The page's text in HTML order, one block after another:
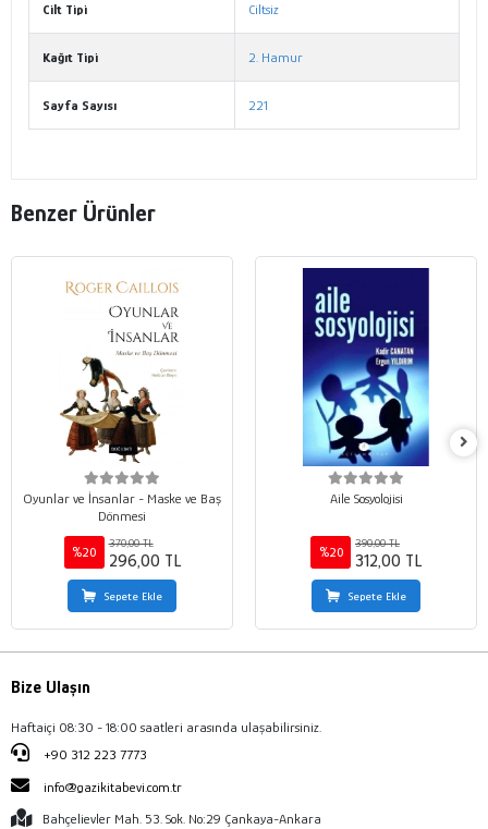
Cilt Tipi Ciltsiz
Kağıt Tipi 2. Hamur
Sayfa Sayısı 221
Benzer Ürünler
Oyunlar ve İnsanlar - Maske ve Baş
Dönmesi
%20
370,00 TL
296,00 TL
Sepete Ekle
Aile Sosyolojisi
%20
390,00 TL
312,00 TL
Sepete Ekle
Bize Ulaşın
Haftaiçi 08:30 - 18:00 saatleri arasında ulaşabilirsiniz.
+90 312 223 7773
info@gazikitabevi.com.tr
Bahçelievler Mah. 53. Sok. No:29 Çankaya-Ankara